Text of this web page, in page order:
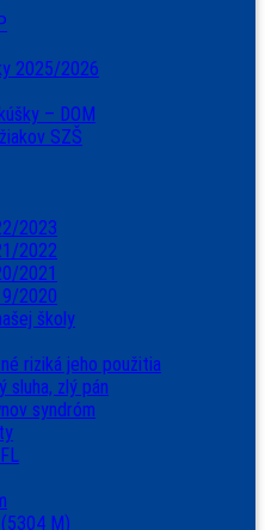
2025/2026
– DOM
SZŠ
2023
2022
2021
2020
školy
riziká jeho použitia
zlý pán
syndróm
M)